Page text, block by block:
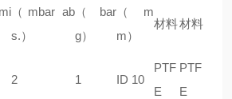
（mbar ab
s.）
（bar
g）
（m
m）
材料材料
2 1 ID 10
PTF
E
PTF
E